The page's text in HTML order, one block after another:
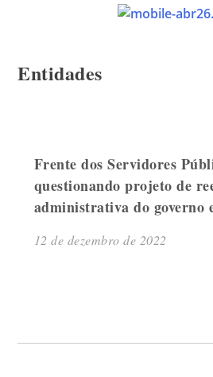
CPERS – Sindicato dos Professores
Entidades
Frente dos Servidores
questionando projeto de
administrativa do governo
12 de dezembro de 2022